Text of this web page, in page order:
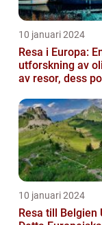
10 januari 2024
Resa i Europa:
utforskning av
av resor, dess
10 januari 2024
Resa till Belgien Utforska